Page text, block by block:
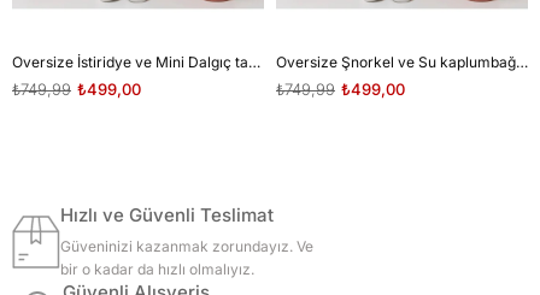
Oversize İstiridye ve Mini Dalgıç tasarım unisex T-shirt
₺499,00
₺749,99
Oversize Şnorkel ve Su kaplumbağası tasarım unisex T-shirt
₺499,00
₺749,99
Hızlı ve Güvenli Teslimat
Güveninizi kazanmak zorundayız. Ve
bir o kadar da hızlı olmalıyız.